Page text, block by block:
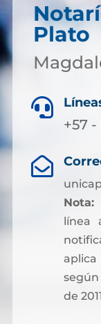
Plato

+57

Nota:
línea
de